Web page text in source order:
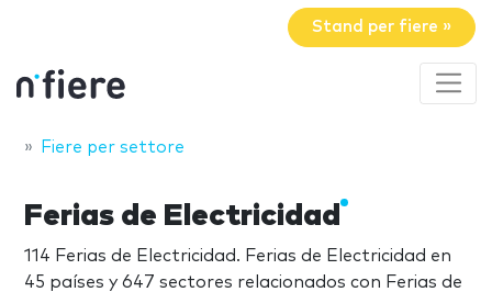
Stand per fiere »
Fiere per settore
Ferias de Electricidad
114 Ferias de Electricidad. Ferias de Electricidad en
45 países y 647 sectores relacionados con Ferias de